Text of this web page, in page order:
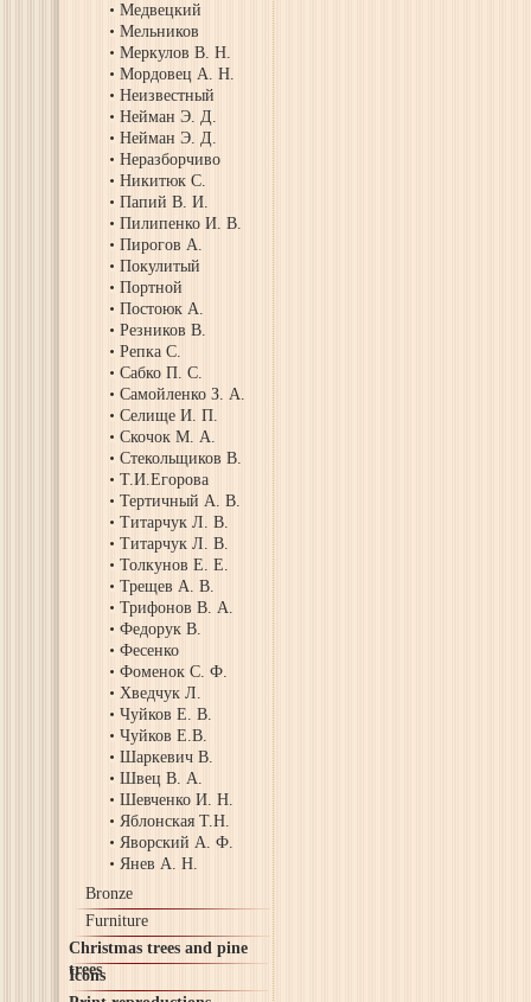
Медвецкий
Мельников
Меркулов В. Н.
Мордовец А. Н.
Неизвестный
Нейман Э. Д.
Нейман Э. Д.
Неразборчиво
Никитюк С.
Папий В. И.
Пилипенко И. В.
Пирогов А.
Покулитый
Портной
Постоюк А.
Резников В.
Репка С.
Сабко П. С.
Самойленко З. А.
Селище И. П.
Скочок М. А.
Стекольщиков В.
Т.И.Егорова
Тертичный А. В.
Титарчук Л. В.
Титарчук Л. В.
Толкунов Е. Е.
Трещев А. В.
Трифонов В. А.
Федорук В.
Фесенко
Фоменок С. Ф.
Хведчук Л.
Чуйков Е. В.
Чуйков Е.В.
Шаркевич В.
Швец В. А.
Шевченко И. Н.
Яблонская Т.Н.
Яворский А. Ф.
Янев А. Н.
Bronze
Furniture
Christmas trees and pine
trees
Icons